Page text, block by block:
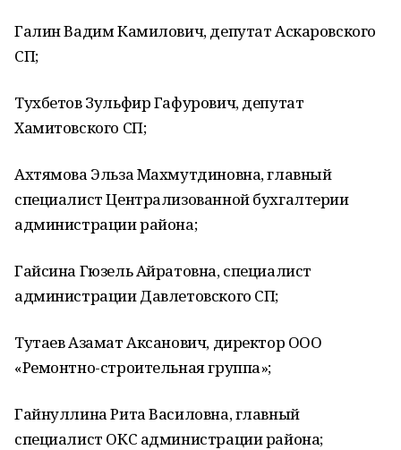
Галин Вадим Камилович, депутат Аскаровского
СП;
Тухбетов Зульфир Гафурович, депутат
Хамитовского СП;
Ахтямова Эльза Махмутдиновна, главный
специалист Централизованной бухгалтерии
администрации района;
Гайсина Гюзель Айратовна, специалист
администрации Давлетовского СП;
Тутаев Азамат Аксанович, директор ООО
«Ремонтно-строительная группа»;
Гайнуллина Рита Василовна, главный
специалист ОКС администрации района;